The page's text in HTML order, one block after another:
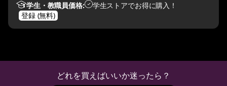
学生・教職員価格:
学生ストアでお得に購入！
登録 (無料)
どれを買えばいいか迷ったら？